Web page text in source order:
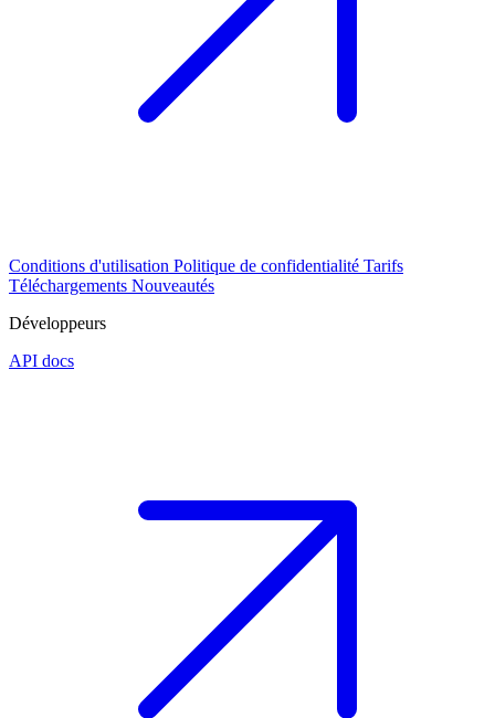
Conditions d'utilisation Politique de confidentialité Tarifs
Téléchargements Nouveautés
Développeurs
API docs